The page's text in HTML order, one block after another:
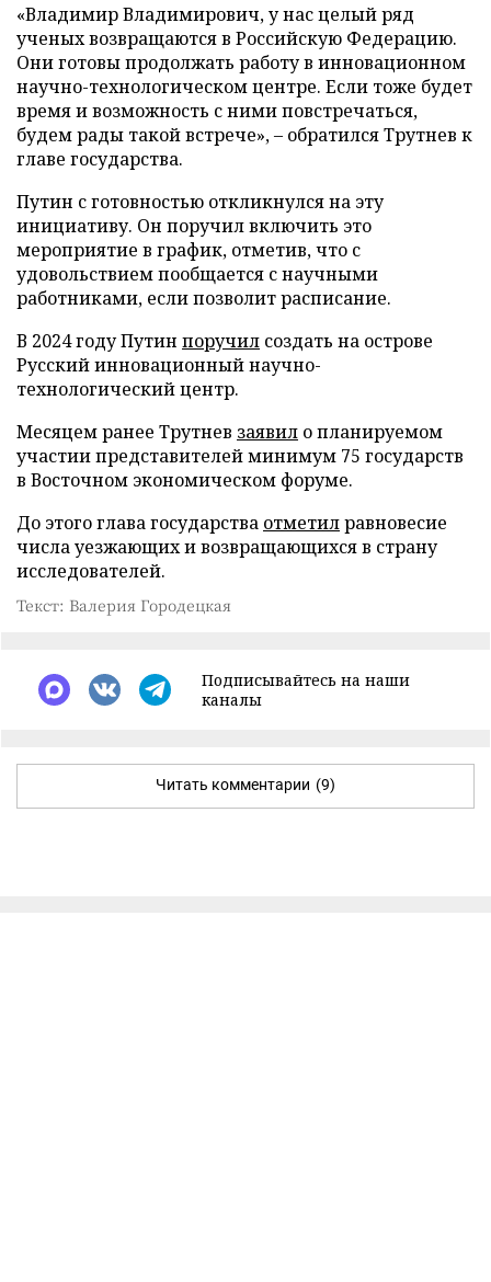
«Владимир Владимирович, у нас целый ряд
ученых возвращаются в Российскую Федерацию.
Они готовы продолжать работу в инновационном
научно-технологическом центре. Если тоже будет
время и возможность с ними повстречаться,
будем рады такой встрече», – обратился Трутнев к
главе государства.
Путин с готовностью откликнулся на эту
инициативу. Он поручил включить это
мероприятие в график, отметив, что с
удовольствием пообщается с научными
работниками, если позволит расписание.
В 2024 году Путин поручил создать на острове
Русский инновационный научно-
технологический центр.
Месяцем ранее Трутнев заявил о планируемом
участии представителей минимум 75 государств
в Восточном экономическом форуме.
До этого глава государства отметилравновесие
числа уезжающих и возвращающихся в страну
исследователей.
Текст: Валерия Городецкая
Подписывайтесь на наши
каналы
Читать комментарии (9)